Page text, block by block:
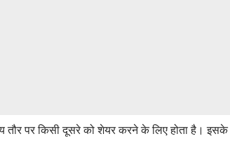
तौर पर किसी दूसरे को शेयर करने के लिए होता है। इसके